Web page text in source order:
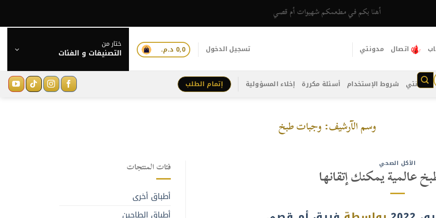
أهلا بكم في مطعمكم شهيوات أم قصي
اتصال مدونتي تسجيل الدخول 0,0 د.م. ختار من
التصنيفات و الفئات
مدونتي شروط الإستخدام أسئلة مكررة إخلاء المسؤولية إتمام الطلب
وسم الآرشيف: وجبات طبخ
الأكل الصحي
عالمية يمكنك إتقانها فئات المنتجات
أطباق أخرى
أطباق الطاجين